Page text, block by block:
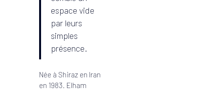
espace vide
par leurs
simples
présence.
Née à Shiraz en Iran
en 1983. Elham